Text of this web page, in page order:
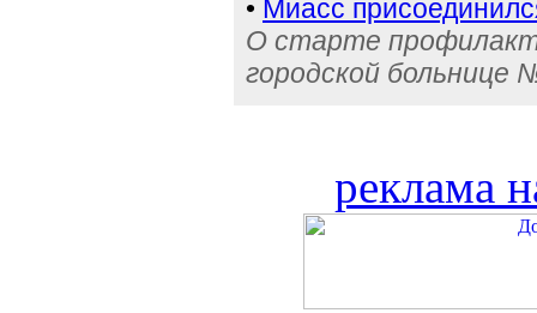
• Миасс
О старте
городской больнице
реклама